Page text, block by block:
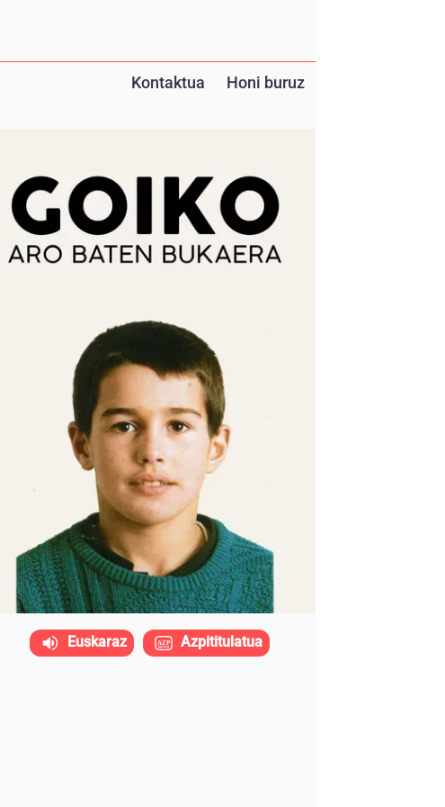
Kontaktua Honi buruz
Euskaraz Azpititulatua